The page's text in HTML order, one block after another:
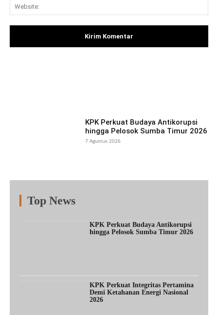
KPK Perkuat Budaya Antikorupsi
hingga Pelosok Sumba Timur 2026
7 Agustus 2026
Top News
KPK Perkuat Budaya Antikorupsi
hingga Pelosok Sumba Timur 2026
KPK Perkuat Integritas Pertamina
Demi Ketahanan Energi Nasional
2026